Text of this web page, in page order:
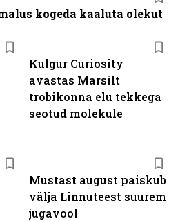
Kulgur Curiosity
avastas Marsilt
trobikonna elu tekkega
seotud molekule
Mustast august paiskub
välja Linnuteest suurem
jugavool
kogeda kaaluta olekut